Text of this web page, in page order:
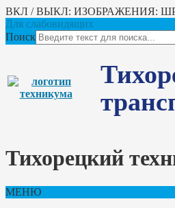
ВКЛ / ВЫКЛ: ИЗОБРАЖЕНИЯ:
Для слабовидящих
Поиск
Тихорецкий
МЕНЮ